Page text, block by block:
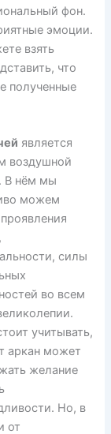
фон.
эмоции.
взять
что
полученные
является
воздушной
В нём мы
можем
силы
во всем
учитывать,
аркан может
желание
Но, в
от